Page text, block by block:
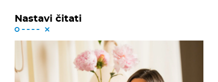
Nastavi čitati